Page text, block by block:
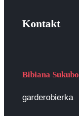
Kontakt
Bibiana
garderobierka